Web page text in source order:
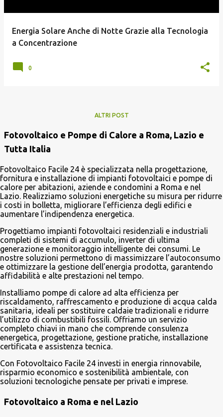
Energia Solare Anche di Notte Grazie alla Tecnologia
a Concentrazione
0
ALTRI POST
Fotovoltaico e Pompe di Calore a Roma, Lazio e
Tutta Italia
Fotovoltaico Facile 24 è specializzata nella progettazione,
fornitura e installazione di impianti fotovoltaici e pompe di
calore per abitazioni, aziende e condomìni a Roma e nel
Lazio. Realizziamo soluzioni energetiche su misura per ridurre
i costi in bolletta, migliorare l’efficienza degli edifici e
aumentare l’indipendenza energetica.
Progettiamo impianti fotovoltaici residenziali e industriali
completi di sistemi di accumulo, inverter di ultima
generazione e monitoraggio intelligente dei consumi. Le
nostre soluzioni permettono di massimizzare l’autoconsumo
e ottimizzare la gestione dell’energia prodotta, garantendo
affidabilità e alte prestazioni nel tempo.
Installiamo pompe di calore ad alta efficienza per
riscaldamento, raffrescamento e produzione di acqua calda
sanitaria, ideali per sostituire caldaie tradizionali e ridurre
l’utilizzo di combustibili fossili. Offriamo un servizio
completo chiavi in mano che comprende consulenza
energetica, progettazione, gestione pratiche, installazione
certificata e assistenza tecnica.
Con Fotovoltaico Facile 24 investi in energia rinnovabile,
risparmio economico e sostenibilità ambientale, con
soluzioni tecnologiche pensate per privati e imprese.
Fotovoltaico a Roma e nel Lazio